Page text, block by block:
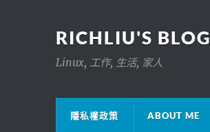
RICHLIU'S BLOG
Linux, 工作, 生活, 家人
隱私權政策 ABOUT ME